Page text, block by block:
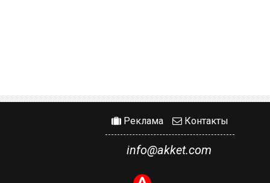
Реклама Контакты
info@akket.com